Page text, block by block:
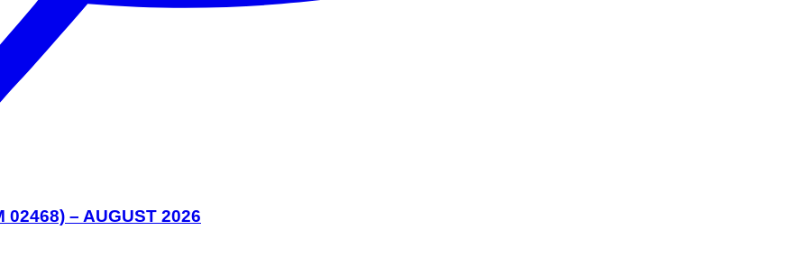
02468) – AUGUST 2026